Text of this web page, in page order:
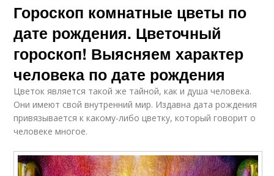
Гороскоп комнатные цветы по
дате рождения. Цветочный
гороскоп! Выясняем характер
человека по дате рождения
Цветок является такой же тайной, как и душа человека.
Они имеют свой внутренний мир. Издавна дата рождения
привязывается к какому-либо цветку, который говорит о
человеке многое.